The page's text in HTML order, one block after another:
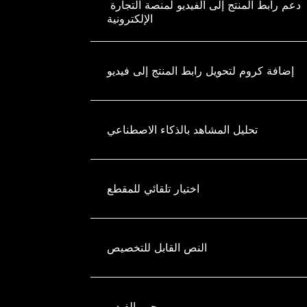
دعم رابط المنتج إلى الفيديو لمنصة التجارة
الإلكترونية
إضافة كروم لتحويل رابط المنتج إلى فيديو
تحليل المشاهد بالذكاء الاصطناعي
اختيار تلقائي للمقطع
النص القابل للتخصيص